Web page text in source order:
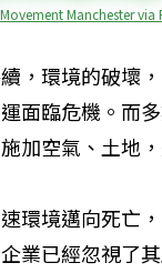
Manchester via
，環境的破壞
面臨危機。而
加空氣、土地
環境邁向死亡
業已經忽視了